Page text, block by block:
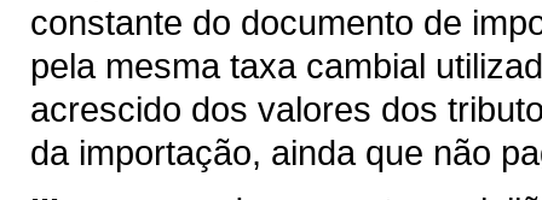
constante do documento de
pela mesma taxa cambial
acrescido dos valores dos
da importação, ainda que não